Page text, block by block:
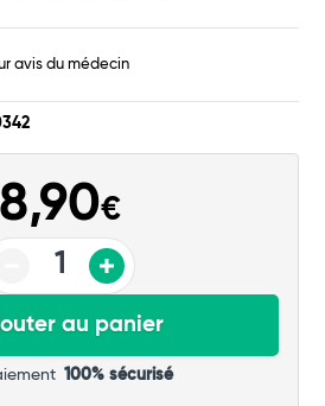
avis du médecin
8,90€
au panier
100% sécurisé